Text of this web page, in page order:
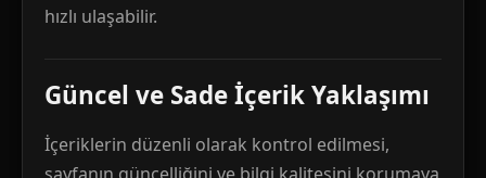
hızlı ulaşabilir.
Güncel ve Sade İçerik Yaklaşımı
İçeriklerin düzenli olarak kontrol edilmesi,